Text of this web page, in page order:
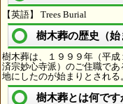
【英語】 Trees Burial
樹木葬の歴史（始
樹木葬は、１９９９年（平
済宗妙心寺派）のご住職で
地にしたのが始まりとされる
樹木葬とは何です